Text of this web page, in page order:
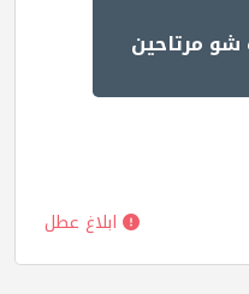
شو مرتاحين
ابلاغ عطل